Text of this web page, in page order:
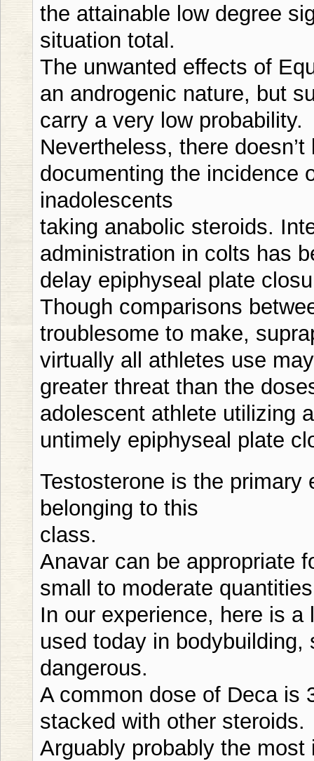
the attainable low degree
situation total.
The unwanted effects of
an androgenic nature, but
carry a very low probability.
Nevertheless, there
documenting the incidence
inadolescents
taking anabolic steroids.
administration in colts has
delay epiphyseal plate
Though comparisons
troublesome to make,
virtually all athletes use
greater threat than the
adolescent athlete utilizing
untimely epiphyseal plate
Testosterone is the primary
belonging to this
class.
Anavar can be appropriate
small to moderate
In our experience, here is
used today in
dangerous.
A common dose of Deca is
stacked with other steroids.
Arguably probably the